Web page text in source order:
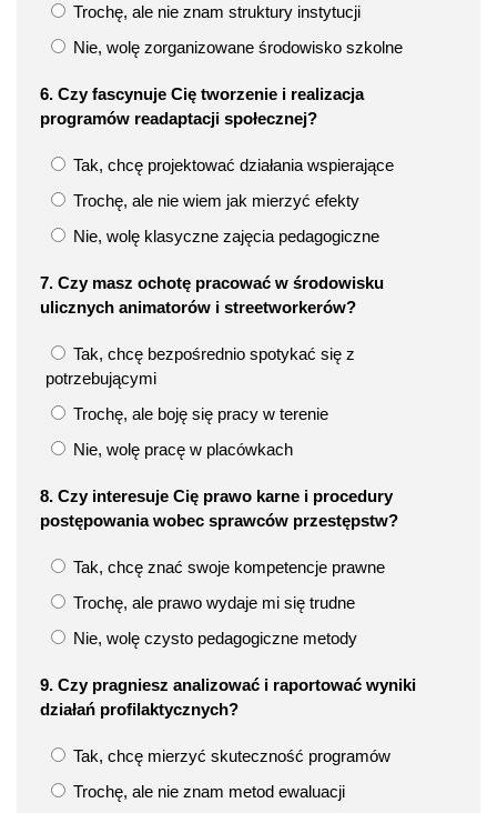
Trochę, ale nie znam struktury instytucji
Nie, wolę zorganizowane środowisko szkolne
6. Czy fascynuje Cię tworzenie i realizacja
programów readaptacji społecznej?
Tak, chcę projektować działania wspierające
Trochę, ale nie wiem jak mierzyć efekty
Nie, wolę klasyczne zajęcia pedagogiczne
7. Czy masz ochotę pracować w środowisku
ulicznych animatorów i streetworkerów?
Tak, chcę bezpośrednio spotykać się z
potrzebującymi
Trochę, ale boję się pracy w terenie
Nie, wolę pracę w placówkach
8. Czy interesuje Cię prawo karne i procedury
postępowania wobec sprawców przestępstw?
Tak, chcę znać swoje kompetencje prawne
Trochę, ale prawo wydaje mi się trudne
Nie, wolę czysto pedagogiczne metody
9. Czy pragniesz analizować i raportować wyniki
działań profilaktycznych?
Tak, chcę mierzyć skuteczność programów
Trochę, ale nie znam metod ewaluacji